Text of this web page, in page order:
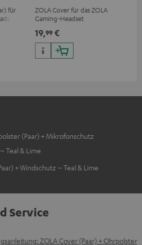
für
ZOLA Cover für das ZOLA
Gaming-Headset
19,99 €
(Paar) + Mikrofonschutz
Teal & Lime
+ Windschutz – Teal & Lime
Service
ZOLA Cover (Paar) + Ohrpolster